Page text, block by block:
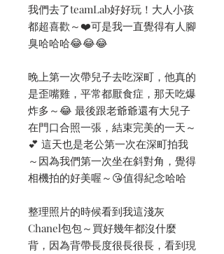
我們去了teamLab好好玩！大人小孩
都超喜歡～❤️可是我一直覺得有人腳
臭哈哈哈😂😂😂
晚上第一次帶兒子去吃深町，他真的
是歪嘴雞，平常都厭食症，那天吃爆
炸多～😂 最後跟老爺爺還有大兒子
在門口合照一張，結束完美的一天～
💕 這天也是老公第一次在深町拍我
～因為我們第一次坐在斜對角，覺得
相機拍的好美喔～😘值得紀念哈哈
整理照片的時候看到我這淺灰
Chanel包包～買好幾年都沒什麼
背，因為背帶長度很長很長，看到現